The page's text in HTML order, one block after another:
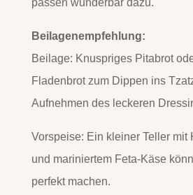
passen wunderbar dazu.
Beilagenempfehlung:
Beilage: Knuspriges Pitabrot
Fladenbrot zum Dippen ins
Aufnehmen des leckeren
Vorspeise: Ein kleiner Teller mit
und mariniertem Feta-Käse
perfekt machen.